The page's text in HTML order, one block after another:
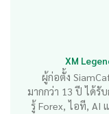
XM
ผู้ก่อตั้ง
มากกว่า 13 ปี ได้รั
รู้ Forex, ไอที, AI